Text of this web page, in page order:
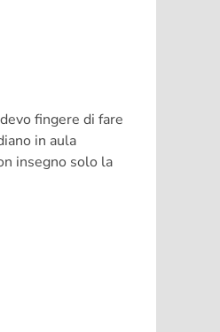
fingere di fare
in aula
insegno solo la